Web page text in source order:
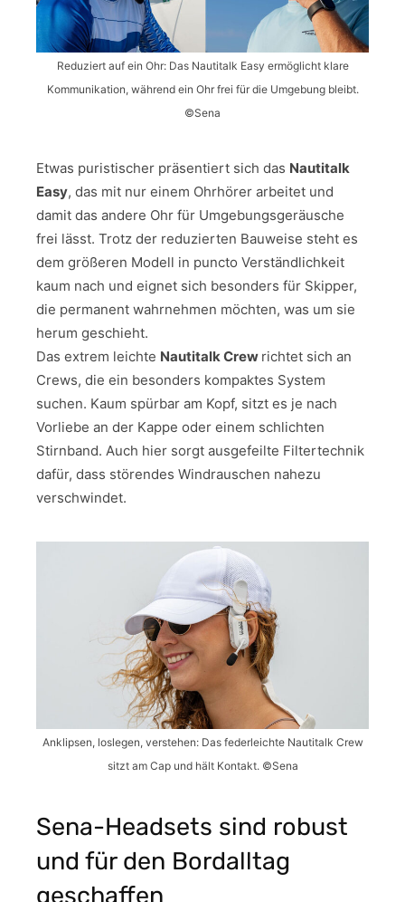
Reduziert auf ein Ohr: Das Nautitalk Easy ermöglicht klare
Kommunikation, während ein Ohr frei für die Umgebung bleibt.
©Sena
Etwas puristischer präsentiert sich das Nautitalk
Easy, das mit nur einem Ohrhörer arbeitet und
damit das andere Ohr für Umgebungsgeräusche
frei lässt. Trotz der reduzierten Bauweise steht es
dem größeren Modell in puncto Verständlichkeit
kaum nach und eignet sich besonders für Skipper,
die permanent wahrnehmen möchten, was um sie
herum geschieht.
Das extrem leichte Nautitalk Crew richtet sich an
Crews, die ein besonders kompaktes System
suchen. Kaum spürbar am Kopf, sitzt es je nach
Vorliebe an der Kappe oder einem schlichten
Stirnband. Auch hier sorgt ausgefeilte Filtertechnik
dafür, dass störendes Windrauschen nahezu
verschwindet.
Anklipsen, loslegen, verstehen: Das federleichte Nautitalk Crew
sitzt am Cap und hält Kontakt. ©Sena
Sena-Headsets sind robust
und für den Bordalltag
geschaffen